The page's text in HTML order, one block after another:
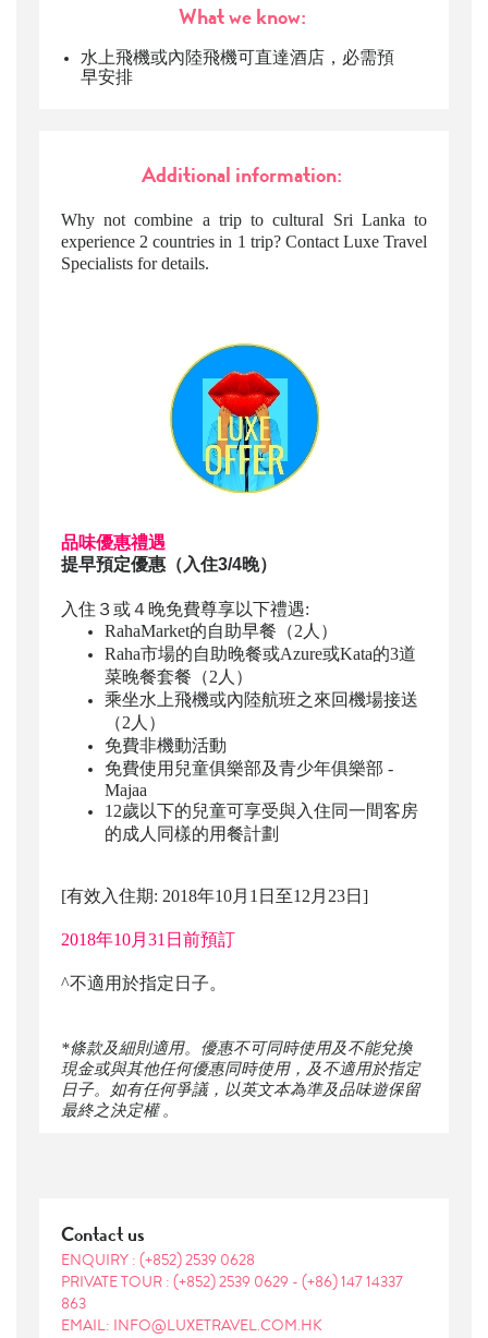
尋找海豚遊船體驗
海豚
What we know:
水上飛機或內陸飛機可直達酒店，必需預
早安排
Additional information:
Why not combine a trip to cultural Sri Lanka to
experience 2 countries in 1 trip? Contact Luxe Travel
Specialists for details.
品味優惠禮遇
提早預定優惠（入住3/4晚）
入住 ３ 或４ 晚免費尊享以下禮遇:
RahaMarket的自助早餐（2人）
Raha市場的自助晚餐或Azure或Kata的3道
菜晚餐套餐（2人）
乘坐水上飛機或內陸航班之來回機場接送
（2人）
免費非機動活動
免費使用兒童俱樂部及青少年俱樂部 -
Majaa
12歲以下的兒童可享受與入住同一間客房
的成人同樣的用餐計劃
[有效入住期: 2018年10月1日至12月23日]
2018年10月31日前預訂
^不適用於指定日子。
*條款及細則適用。優惠不可同時使用及不能兌換
現金或與其他任何優惠同時使用，及不適用於指定
日子。如有任何爭議，以英文本為準及品味遊保留
最終之決定權 。
Contact us
ENQUIRY : (+852) 2539 0628
PRIVATE TOUR : (+852) 2539 0629 - (+86) 147 14337
863
EMAIL: INFO@LUXETRAVEL.COM.HK